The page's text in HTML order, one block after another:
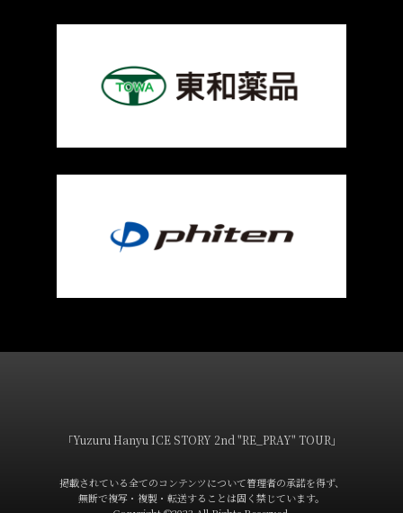
機材席開放につき追加販売決定！佐賀公演のチケット一
ました。
佐賀公演のチケット情報を更新し、リセール販売につい
て発表しました。
報を発表しました。
23.12.19
「Yuzuru Hanyu ICE STORY 2nd "RE_PRAY" TOUR」
掲載されている全てのコンテンツについて管理者の承諾を得ず、
無断で複写・複製・転送することは固く禁じています。